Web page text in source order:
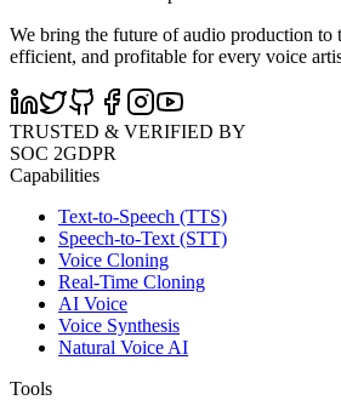
We bring the future of audio production to
efficient, and profitable for every voice
TRUSTED & VERIFIED BY
SOC 2GDPR
Capabilities
Text-to-Speech (TTS)
Speech-to-Text (STT)
Voice Cloning
Real-Time Cloning
AI Voice
Voice Synthesis
Natural Voice AI
Tools